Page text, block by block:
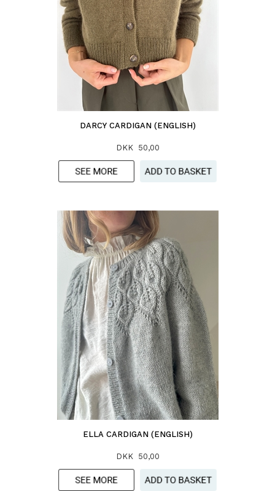
DARCY CARDIGAN (ENGLISH)
DKK 50,00
ELLA CARDIGAN (ENGLISH)
DKK 50,00